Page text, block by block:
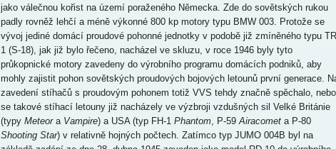
jako válečnou kořist na území poraženého Německa. Zde do sovětských rukou
padly rovněž lehčí a méně výkonné 800 kp motory typu BMW 003. Protože se
vývoj jediné domácí proudové pohonné jednotky v podobě již zmíněného typu
1 (S-18), jak již bylo řečeno, nacházel ve skluzu, v roce 1946 byly tyto
průkopnické motory zavedeny do výrobního programu domácích podniků, aby
mohly zajistit pohon sovětských proudových bojových letounů první generace.
zavedení stíhačů s proudovým pohonem totiž VVS tehdy značně spěchalo,
se takové stíhací letouny již nacházely ve výzbroji vzdušných sil Velké Británie
(typy Meteora Vampire) a USA (typ FH-1 Phantom, P-59Airacometa P-80
Shooting Star) v relativně hojných počtech. Zatímco typ JUMO 004B byl na